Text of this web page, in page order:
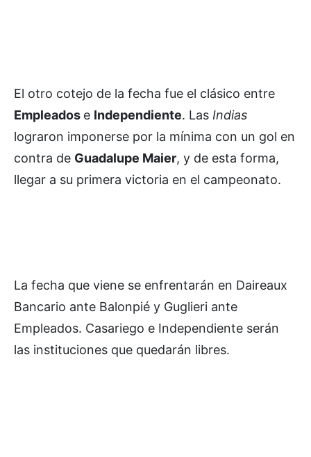
El otro cotejo de la fecha fue el clásico entre
Empleados e Independiente. Las Indias
lograron imponerse por la mínima con un gol en
contra de Guadalupe Maier, y de esta forma,
llegar a su primera victoria en el campeonato.
La fecha que viene se enfrentarán en Daireaux
Bancario ante Balonpié y Guglieri ante
Empleados. Casariego e Independiente serán
las instituciones que quedarán libres.